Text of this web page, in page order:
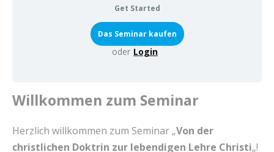
Get Started
oder Login
Willkommen zum Seminar
Herzlich willkommen zum Seminar „Von der
christlichen Doktrin zur lebendigen Lehre Christi„!